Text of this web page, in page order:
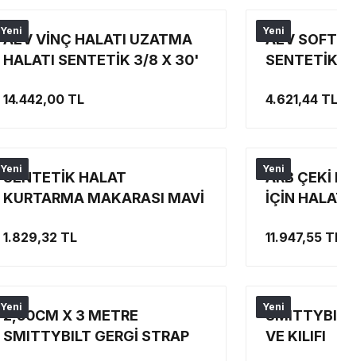
Yeni
AEV VİNÇ HALATI UZATMA
HALATI SENTETİK 3/8 X 30'
14.442,00 TL
Yeni
AEV
4.621,44 TL
Yeni
SENTETİK HALAT
KURTARMA MAKARASI MAVİ
1.829,32 TL
Yeni
ARB ÇEKİ
İÇİN
11.947,55
Yeni
2,50CM X 3 METRE
SMITTYBILT GERGİ STRAP
Yeni
VE KILIFI